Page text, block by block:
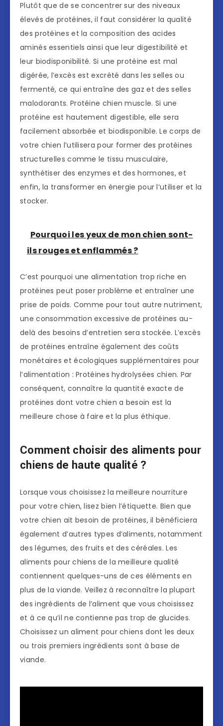
Plutôt que de se concentrer sur des niveaux
élevés de protéines, il faut considérer la qualité
des protéines et la composition des acides
aminés essentiels ainsi que leur digestibilité et
leur biodisponibilité. Si une protéine est mal
digérée, l’excès est excrété dans les selles ou
fermenté, ce qui entraîne des gaz et des selles
malodorants. Protéine chien muscle. Si une
protéine est hautement digestible, elle sera
facilement absorbée et biodisponible. Le corps de
votre chien l’utilisera pour former des protéines
structurelles comme le tissu musculaire,
synthétiser des enzymes et des hormones, et
enfin, la transformer en énergie pour l’utiliser et la
stocker.
Pourquoi les yeux de mon chien sont-
ils rouges et enflammés ?
C’est pourquoi une alimentation trop riche en
protéines peut poser problème et entraîner une
prise de poids. Comme pour tout autre nutriment,
une consommation excessive de protéines au-
delà des besoins d’entretien sera stockée. L’excès
de protéines entraîne également des coûts
monétaires et écologiques supplémentaires pour
l’alimentation : Protéines hydrolysées chien. Par
conséquent, connaître la quantité exacte de
protéines dont votre chien a besoin est la
meilleure chose à faire et la plus éthique.
Comment choisir des aliments pour
chiens de haute qualité ?
Lorsque vous choisissez la meilleure nourriture
pour votre chien, lisez bien l’étiquette. Bien que
votre chien ait besoin de protéines, il bénéficiera
également d’autres types d’aliments, notamment
des légumes, des fruits et des céréales. Les
aliments pour chiens de la meilleure qualité
contiennent quelques-uns de ces éléments en
plus de la viande. Veillez à reconnaître la plupart
des ingrédients de l’aliment que vous choisissez
et à ce qu’il ne contienne pas trop de glucides.
Choisissez un aliment pour chiens dont les deux
ou trois premiers ingrédients sont à base de
viande.